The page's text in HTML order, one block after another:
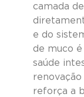
camada
e do
de muco
saúde
reforça a